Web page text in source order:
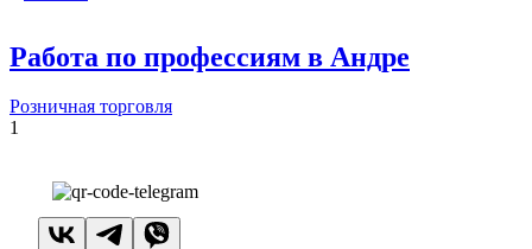
Работа по профессиям в Андре
Розничная торговля
1